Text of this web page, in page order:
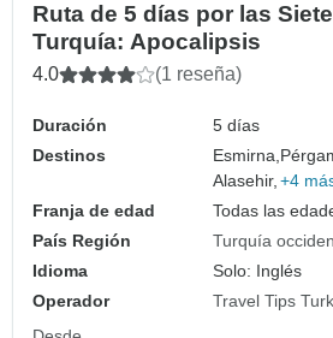
Ruta de 5 días por las
Turquía: Apocalipsis
4.0 (1 reseña)
Duración
5 días
Destinos
Esmirna,
Alasehir, +4
Franja de edad
Todas las
País Región
Turquía
Idioma
Solo: Inglés
Operador
Travel Tips